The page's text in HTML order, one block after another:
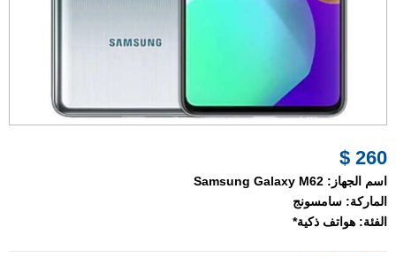
260 $
اسم الجهاز: Samsung Galaxy M62
الماركة: سامسونج
الفئة: هواتف ذكية*